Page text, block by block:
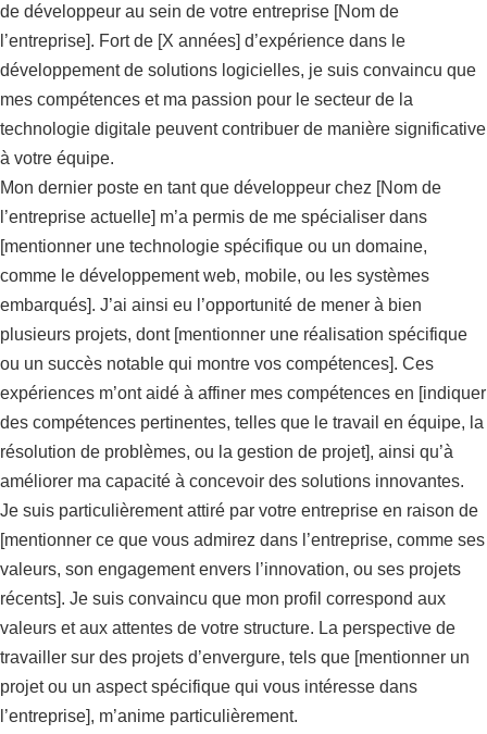
de développeur au sein de votre entreprise [Nom de
l’entreprise]. Fort de [X années] d’expérience dans le
développement de solutions logicielles, je suis convaincu que
mes compétences et ma passion pour le secteur de la
technologie digitale peuvent contribuer de manière significative
à votre équipe.
Mon dernier poste en tant que développeur chez [Nom de
l’entreprise actuelle] m’a permis de me spécialiser dans
[mentionner une technologie spécifique ou un domaine,
comme le développement web, mobile, ou les systèmes
embarqués]. J’ai ainsi eu l’opportunité de mener à bien
plusieurs projets, dont [mentionner une réalisation spécifique
ou un succès notable qui montre vos compétences]. Ces
expériences m’ont aidé à affiner mes compétences en [indiquer
des compétences pertinentes, telles que le travail en équipe, la
résolution de problèmes, ou la gestion de projet], ainsi qu’à
améliorer ma capacité à concevoir des solutions innovantes.
Je suis particulièrement attiré par votre entreprise en raison de
[mentionner ce que vous admirez dans l’entreprise, comme ses
valeurs, son engagement envers l’innovation, ou ses projets
récents]. Je suis convaincu que mon profil correspond aux
valeurs et aux attentes de votre structure. La perspective de
travailler sur des projets d’envergure, tels que [mentionner un
projet ou un aspect spécifique qui vous intéresse dans
l’entreprise], m’anime particulièrement.